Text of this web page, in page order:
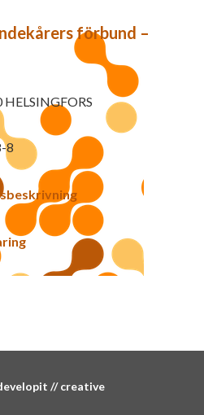
förbund –
8
// creative